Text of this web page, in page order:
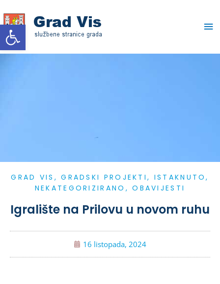
Open toolbar
to
content
GRAD VIS ,GRADSKI PROJEKTI, ISTAKNUTO,
NEKATEGORIZIRANO ,OBAVIJESTI
Igralište na Prilovu u novom ruhu
16 listopada, 2024